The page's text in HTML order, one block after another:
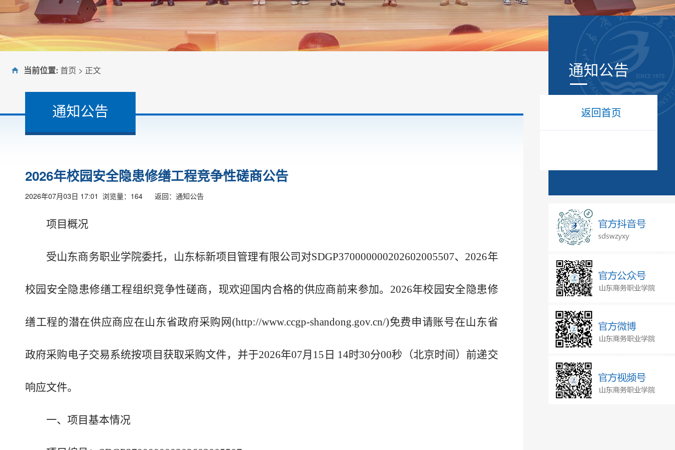
当前位置: 首页 > 正文
通知公告
2026年校园安全隐患修缮工程竞争性磋商公告
2026年07月03日 17:01 浏览量： 164 返回： 通知公告
项目概况
受山东商务职业学院委托，山东标新项目管理有限公司对SDGP370000000202602005507、2026年
校园安全隐患修缮工程组织竞争性磋商，现欢迎国内合格的供应商前来参加。2026年校园安全隐患修
缮工程的潜在供应商应在山东省政府采购网(http://www.ccgp-shandong.gov.cn/)免费申请账号在山东省
政府采购电子交易系统按项目获取采购文件，并于2026年07月15日 14时30分00秒（北京时间）前递交
响应文件。
一、项目基本情况
通知公告
返回首页